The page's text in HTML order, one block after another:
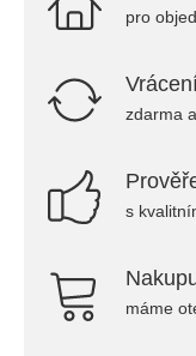
pro
zdarma
s
máme